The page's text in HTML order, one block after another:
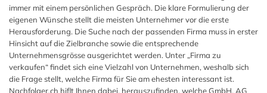
immer mit einem persönlichen Gespräch. Die klare Formulierung der
eigenen Wünsche stellt die meisten Unternehmer vor die erste
Herausforderung. Die Suche nach der passenden Firma muss in erster
Hinsicht auf die Zielbranche sowie die entsprechende
Unternehmensgrösse ausgerichtet werden. Unter „Firma zu
verkaufen“ findet sich eine Vielzahl von Unternehmen, weshalb sich
die Frage stellt, welche Firma für Sie am ehesten interessant ist.
Nachfolger.ch hiflt Ihnen dabei, herauszufinden, welche GmbH, AG